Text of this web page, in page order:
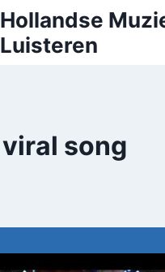
Hollandse
Luisteren
viral song